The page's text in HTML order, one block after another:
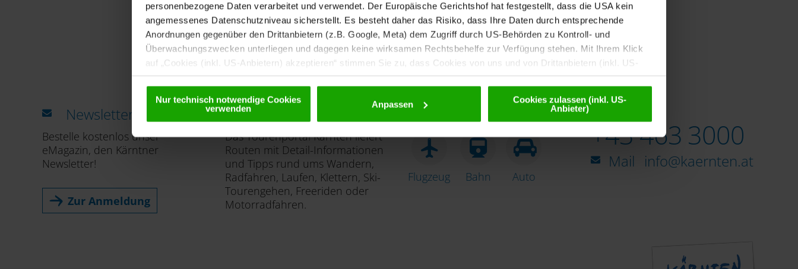
personenbezogene Daten verarbeitet und verwendet. Der Europäische Gerichtshof hat festgestellt, dass die USA kein
angemessenes Datenschutzniveau sicherstellt. Es besteht daher das Risiko, dass Ihre Daten durch entsprechende
Anordnungen gegenüber den Drittanbietern (z.B. Google, Meta) dem Zugriff durch US-Behörden zu Kontroll- und
Überwachungszwecken unterliegen und dagegen keine wirksamen Rechtsbehelfe zur Verfügung stehen. Mit Ihrem Klick
auf „Cookies (inkl. US-Anbietern) akzeptieren“ stimmen Sie zu, dass Cookies von uns und von Drittanbietern (inkl. US-
Nur technisch notwendige Cookies
verwenden
Anpassen
Cookies zulassen (inkl. US-
Anbieter)
Newsletter
Bestelle kostenlos unser
eMagazin, den Kärntner
Newsletter!
Zur Anmeldung
Touren entdecken
Das Tourenportal Kärnten liefert
Routen mit Detail-Informationen
und Tipps rund ums Wandern,
Radfahren, Laufen, Klettern, Ski-
Tourengehen, Freeriden oder
Motorradfahren.
Flugzeug Bahn Auto
+43 463 3000
Mail info@kaernten.at